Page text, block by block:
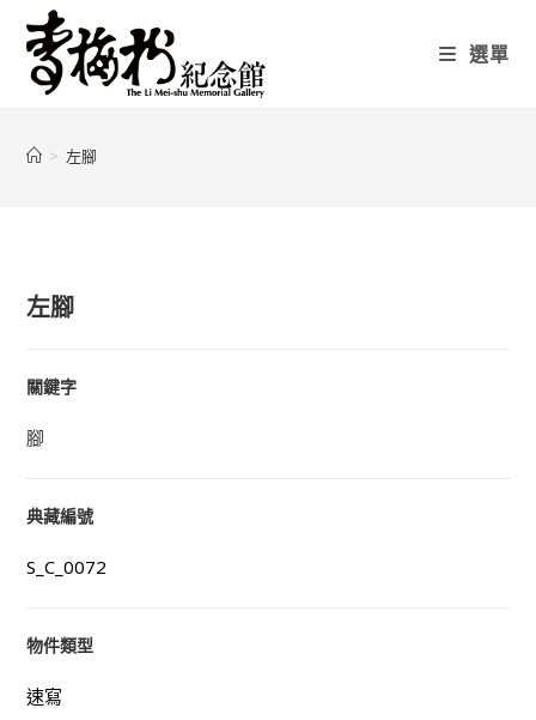
選單
> 左腳
左腳
關鍵字
腳
典藏編號
S_C_0072
物件類型
速寫